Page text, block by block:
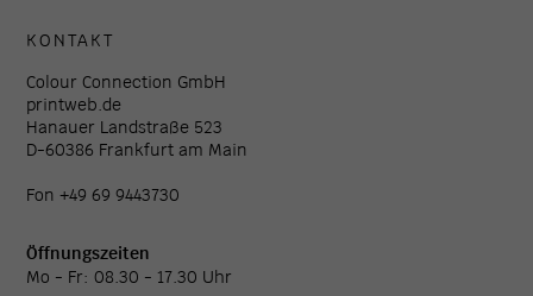
KONTAKT
Colour Connection GmbH
printweb.de
Hanauer Landstraße 523
D-60386 Frankfurt am Main
Fon +49 69 9443730
Öffnungszeiten
Mo - Fr: 08.30 - 17.30 Uhr